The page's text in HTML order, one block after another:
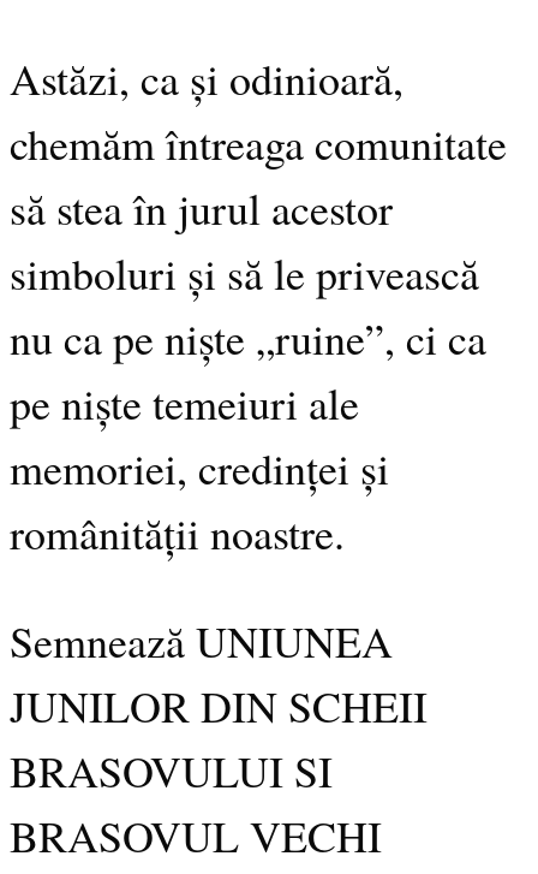
Astăzi, ca și odinioară,
chemăm întreaga comunitate
să stea în jurul acestor
simboluri și să le privească
nu ca pe niște „ruine”, ci ca
pe niște temeiuri ale
memoriei, credinței și
românității noastre.
Semnează UNIUNEA
JUNILOR DIN SCHEII
BRASOVULUI SI
BRASOVUL VECHI